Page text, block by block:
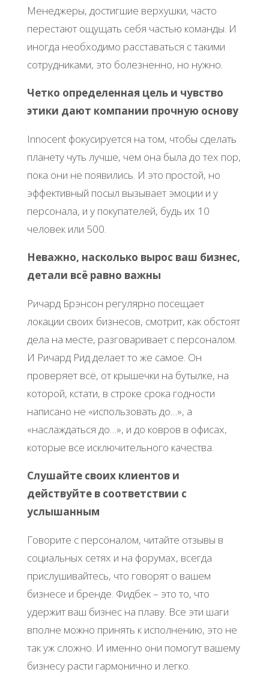
Менеджеры, достигшие верхушки, часто
перестают ощущать себя частью команды. И
иногда необходимо расставаться с такими
сотрудниками, это болезненно, но нужно.
Четко определенная цель и чувство
этики дают компании прочную основу
Innocent фокусируется на том, чтобы сделать
планету чуть лучше, чем она была до тех пор,
пока они не появились. И это простой, но
эффективный посыл вызывает эмоции и у
персонала, и у покупателей, будь их 10
человек или 500.
Неважно, насколько вырос ваш бизнес,
детали всё равно важны
Ричард Брэнсон регулярно посещает
локации своих бизнесов, смотрит, как обстоят
дела на месте, разговаривает с персоналом.
И Ричард Рид делает то же самое. Он
проверяет всё, от крышечки на бутылке, на
которой, кстати, в строке срока годности
написано не «использовать до…», а
«наслаждаться до…», и до ковров в офисах,
которые все исключительного качества.
Слушайте своих клиентов и
действуйте в соответствии с
услышанным
Говорите с персоналом, читайте отзывы в
социальных сетях и на форумах, всегда
прислушивайтесь, что говорят о вашем
бизнесе и бренде. Фидбек – это то, что
удержит ваш бизнес на плаву. Все эти шаги
вполне можно принять к исполнению, это не
так уж сложно. И именно они помогут вашему
бизнесу расти гармонично и легко.